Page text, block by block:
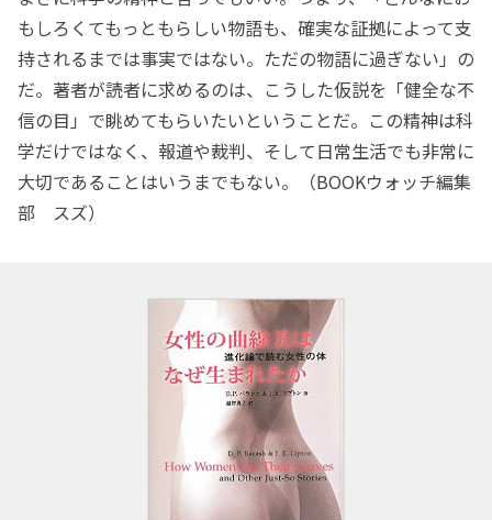
もしろくてもっともらしい物語も、確実な証拠によって支
持されるまでは事実ではない。ただの物語に過ぎない」の
だ。著者が読者に求めるのは、こうした仮説を「健全な不
信の目」で眺めてもらいたいということだ。この精神は科
学だけではなく、報道や裁判、そして日常生活でも非常に
大切であることはいうまでもない。（BOOKウォッチ編集
部 スズ）